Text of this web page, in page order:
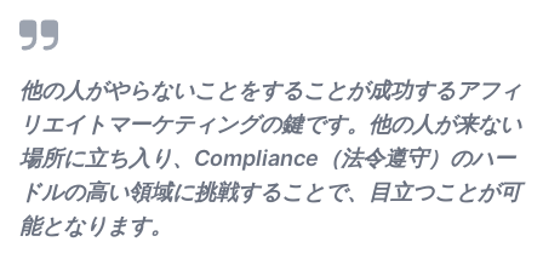
他の人がやらないことをすることが成功するアフィ
リエイトマーケティングの鍵です。他の人が来ない
場所に立ち入り、Compliance（法令遵守）のハー
ドルの高い領域に挑戦することで、目立つことが可
能となります。